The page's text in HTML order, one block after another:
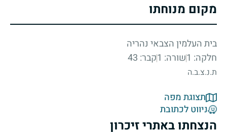
מקום מנוחתו
בית העלמין הצבאי נהריה
חלקה: 1
שורה: 1 קבר: 43
ת.נ.צ.ב.ה
תצוגת מפה
ניווט לכתובת
הנצחתו באתרי זיכרון